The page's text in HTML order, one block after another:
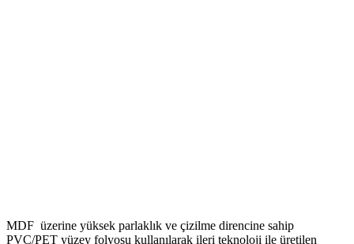
MDF üzerine yüksek parlaklık ve çizilme direncine sahip
PVC/PET yüzey folyosu kullanılarak ileri teknoloji ile üretilen